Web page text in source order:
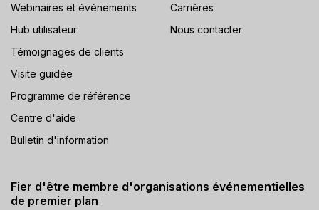
Webinaires et événements
Hub utilisateur
Témoignages de clients
Visite guidée
Programme de référence
Centre d'aide
Bulletin d'information
Carrières
Nous contacter
Fier d'être membre d'organisations événementielles
de premier plan